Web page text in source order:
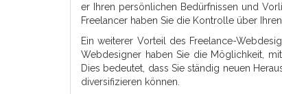
er Ihren persönlichen Bedürfnissen und
Freelancer haben Sie die Kontrolle über
Ein weiterer Vorteil des Freelance-
Webdesigner haben Sie die Möglichkeit,
Dies bedeutet, dass Sie ständig neuen
diversifizieren können.